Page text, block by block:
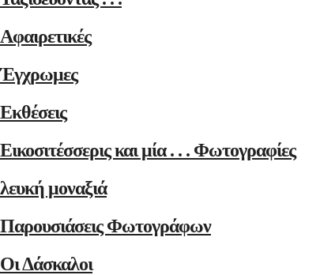
Αφαιρετικές
Έγχρωμες
Εκθέσεις
Εικοσιτέσσερις και μία . . . Φωτογραφίες
λευκή μοναξιά
Παρουσιάσεις Φωτογράφων
Οι Δάσκαλοι